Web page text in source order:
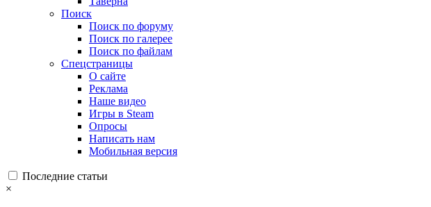
Поиск
Поиск по форуму
Поиск по галерее
Поиск по файлам
Спецстраницы
О сайте
Реклама
Наше видео
Игры в Steam
Опросы
Написать нам
Мобильная версия
Последние статьи
×